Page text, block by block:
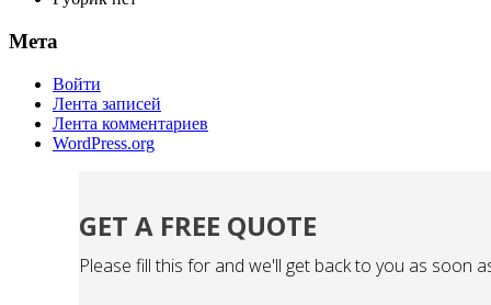
Мета
Войти
Лента записей
Лента комментариев
WordPress.org
GET A FREE QUOTE
Please fill this for and we'll get back to you as soon